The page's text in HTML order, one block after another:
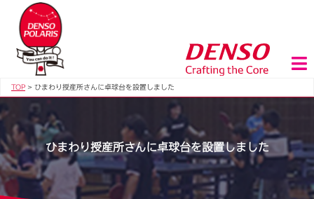
TOP > ひまわり授産所さんに卓球台を設置しました
ひまわり授産所さんに卓球台を設置しました